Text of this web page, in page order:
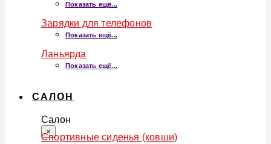
Показать ещё...
Зарядки для телефонов
Показать ещё...
Ланьярда
Показать ещё...
САЛОН
Салон
×
Спортивные сиденья (ковши)